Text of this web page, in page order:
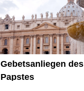
Gebetsanliegen des
Papstes